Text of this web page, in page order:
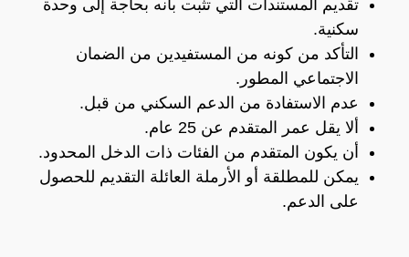
تقديم المستندات التي تثبت بأنه بحاجة إلى وحدة
سكنية.
التأكد من كونه من المستفيدين من الضمان
الاجتماعي المطور.
عدم الاستفادة من الدعم السكني من قبل.
ألا يقل عمر المتقدم عن 25 عام.
أن يكون المتقدم من الفئات ذات الدخل المحدود.
يمكن للمطلقة أو الأرملة العائلة التقديم للحصول
على الدعم.